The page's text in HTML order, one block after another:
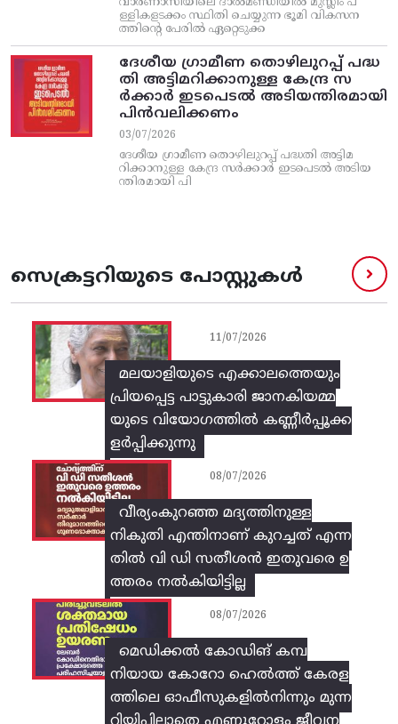
ള്ളികളടക്കം സ്ഥിതി ചെയ്യുന്ന ഭൂമി വികസന
ത്തിന്റെ പേരിൽ ഏറ്റെടുക്ക
ദേശീയ ഗ്രാമീണ തൊഴിലുറപ്പ്‌ പദ്ധ
തി അട്ടിമറിക്കാനുള്ള കേന്ദ്ര സ
ര്‍ക്കാര്‍ ഇടപെടല്‍ അടിയന്തിരമായി
പിന്‍വലിക്കണം
03/07/2026
ദേശീയ ഗ്രാമീണ തൊഴിലുറപ്പ്‌ പദ്ധതി അട്ടിമ
റിക്കാനുള്ള കേന്ദ്ര സര്‍ക്കാര്‍ ഇടപെടല്‍ അടിയ
ന്തിരമായി പി
സെക്രട്ടറിയുടെ പോസ്റ്റുകൾ
മലയാളിയുടെ എക്കാലത്തെയും
പ്രിയപ്പെട്ട പാട്ടുകാരി ജാനകിയമ്മ
യുടെ വിയോഗത്തിൽ കണ്ണീർപ്പൂക്ക
ളർപ്പിക്കുന്നു
11/07/2026
വീര്യംകുറഞ്ഞ മദ്യത്തിനുള്ള
നികുതി എന്തിനാണ് കുറച്ചത് എന്ന
തിൽ വി ഡി സതീശൻ ഇതുവരെ ഉ
ത്തരം നൽകിയിട്ടില്ല
08/07/2026
മെഡിക്കൽ കോഡിങ് കമ്പ
നിയായ കോറോ ഹെൽത്ത് കേരള
ത്തിലെ ഓഫീസുകളിൽനിന്നും മുന്ന
08/07/2026